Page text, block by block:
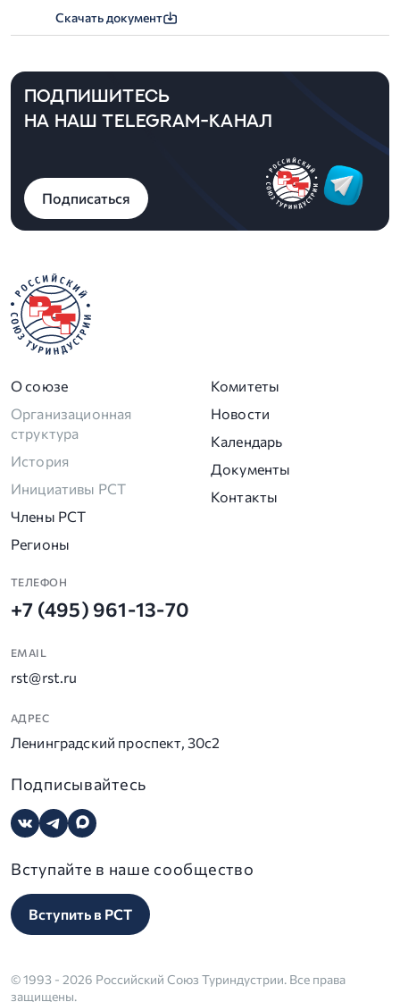
Скачать документ
ПОДПИШИТЕСЬ
НА НАШ TELEGRAM-КАНАЛ
Подписаться
О союзе
Организационная
структура
История
Инициативы РСТ
Члены РСТ
Регионы
Комитеты
Новости
Календарь
Документы
Контакты
ТЕЛЕФОН
+7 (495) 961-13-70
EMAIL
rst@rst.ru
АДРЕС
Ленинградский проспект, 30с2
Подписывайтесь
Вступайте в наше сообщество
Вступить в РСТ
© 1993 - 2026 Российский Союз Туриндустрии. Все права
защищены.